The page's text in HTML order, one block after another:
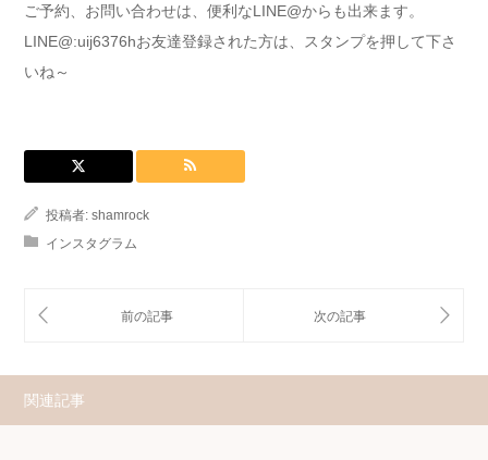
ご予約、お問い合わせは、便利なLINE@からも出来ます。
LINE@:uij6376hお友達登録された方は、スタンプを押して下さ
いね～
投稿者: shamrock
インスタグラム
関連記事